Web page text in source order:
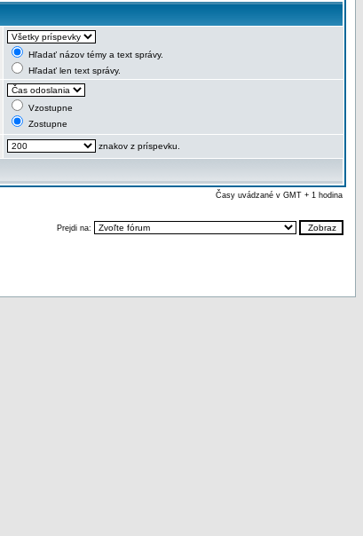
Hľadať názov témy a text správy.
Hľadať len text správy.
Vzostupne
Zostupne
znakov z príspevku.
Časy uvádzané v GMT + 1 hodina
Prejdi na: